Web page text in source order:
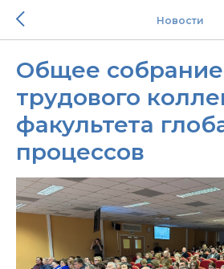
Новости
Общее собрание
трудового
факультета
процессов